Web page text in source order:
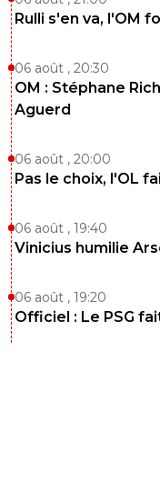
sergio33
0+
Et
0+
lol c'est
Rulli s'en va, l'OM
06 août , 20:30
OM : Stéphane
Aguerd
06 août , 20:00
Pas le choix, l'OL
06 août , 19:40
Vinicius humilie
06 août , 19:20
Officiel : Le PSG